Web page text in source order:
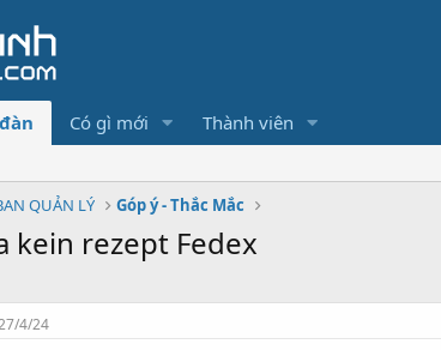
Có gì mới Thành viên
QUẢN LÝ Góp ý - Thắc Mắc
kein rezept Fedex
4/24